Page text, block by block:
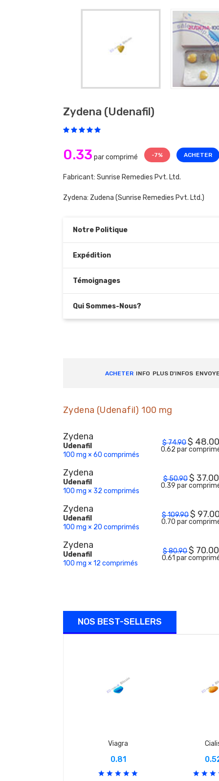
Zydena (udenafil)
0.33 par comprimé -7% ACHETER
Fabricant: Sunrise Remedies Pvt. Ltd.
Zydena: Zudena (Sunrise Remedies Pvt. Ltd.)
Notre Politique
Expédition
Témoignages
Qui Sommes-Nous?
ACHETER INFO PLUS D'INFOS
Zydena (Udenafil) 100 mg
Zydena
Udenafil
100 mg × 60 comprimés
$74.90$
0.62 par
Zydena
Udenafil
100 mg × 32 comprimés
$50.90$ 37.00
0.39 par
Zydena
Udenafil
100 mg × 20 comprimés
$109.90$
0.70 par
Zydena
Udenafil
100 mg × 12 comprimés
$80.90$ 70.00
0.61 par
NOS BEST-SELLERS
Viagra
0.81